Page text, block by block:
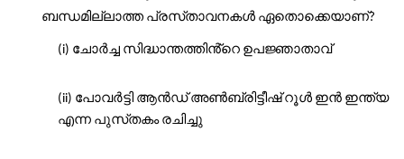
ബന്ധമില്ലാത്ത പ്രസ്താവനകൾ ഏതൊക്കെയാണ്?
(i) ചോർച്ച സിദ്ധാന്തത്തിൻ്റെ ഉപജ്ഞാതാവ്
(ii) പോവർട്ടി ആൻഡ്അൺബ്രിട്ടീഷ്റൂൾ ഇൻ ഇന്ത്യ
എന്ന പുസ്തകം രചിച്ചു